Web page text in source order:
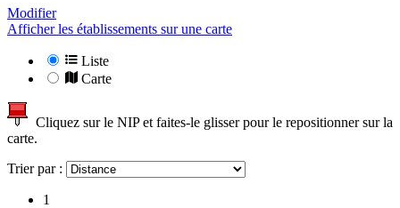
Modifier
Afficher les établissements sur une carte
Liste
Carte
Cliquez sur le NIP et faites-le glisser pour le repositionner sur la
carte.
Trier par :
1